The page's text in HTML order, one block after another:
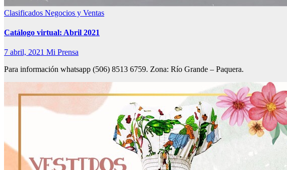
Clasificados Negocios y Ventas
Catálogo virtual: Abril 2021
7 abril, 2021 Mi Prensa
Para información whatsapp (506) 8513 6759. Zona: Río Grande – Paquera.